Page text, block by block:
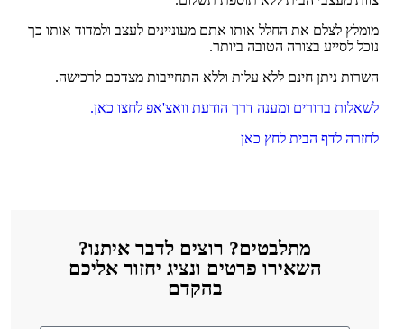
מומלץ לצלם את החלל אותו אתם מעוניינים לעצב ולמדוד אותו כך
נוכל לסייע בצורה הטובה ביותר.
השרות ניתן חינם ללא עלות וללא התחייבות מצדכם לרכישה.
לשאלות ברורים ומענה דרך הודעת וואצ'אפ לחצו כאן.
לחזרה לדף הבית לחץ כאן
מתלבטים? רוצים לדבר איתנו?
השאירו פרטים ונציג יחזור אליכם
בהקדם